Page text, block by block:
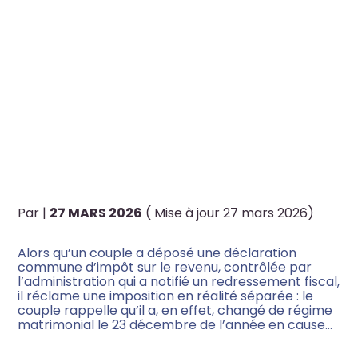
Artiste & monde de l’art
Travailleur à l’international
Par | 27 MARS 2026 ( Mise à jour 27 mars 2026)
Alors qu’un couple a déposé une déclaration
commune d’impôt sur le revenu, contrôlée par
l’administration qui a notifié un redressement fiscal,
il réclame une imposition en réalité séparée : le
couple rappelle qu’il a, en effet, changé de régime
matrimonial le 23 décembre de l’année en cause…